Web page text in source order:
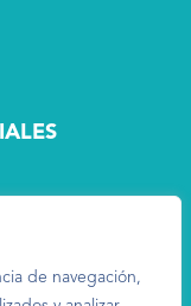
de navegación,